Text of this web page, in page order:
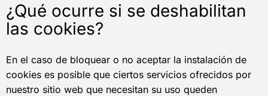
¿Qué ocurre si se deshabilitan
las cookies?
En el caso de bloquear o no aceptar la instalación de
cookies es posible que ciertos servicios ofrecidos por
nuestro sitio web que necesitan su uso queden